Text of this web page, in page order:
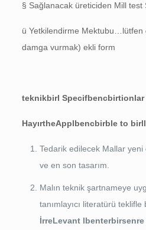
§ Sağlanacak üreticiden Mill test
ü Yetkilendirme Mektubu…lütfen
damga vurmak) ekli form
teknikbirl Specifbencbirtionlar
HayırtheApplbencbirble to birll
Tedarik edilecek Mallar yeni
ve en son tasarım.
Malın teknik şartnameye
tanımlayıcı literatürü teklifle
İrreLevant lbenterbirsenre